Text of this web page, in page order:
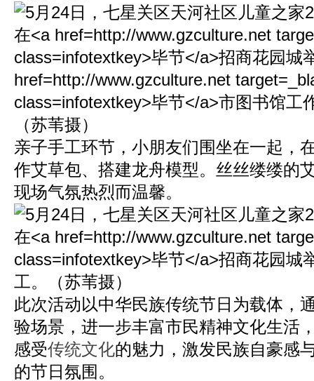
亲子手工环节，小朋友们围坐在一起，
作艾草包、搭建龙舟模型。丝丝缕缕的
现场气氛热烈而温馨。
此次活动以中华民族传统节日为载体，
验场景，进一步丰富市民精神文化生活
感受传统文化的魅力，激发民族自豪感
的节日氛围。